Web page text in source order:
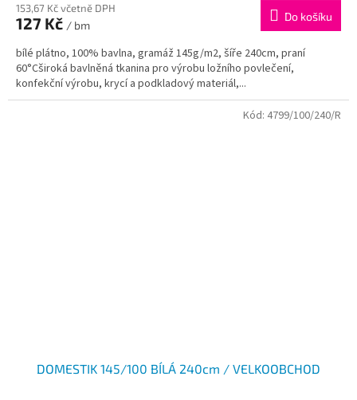
153,67 Kč včetně DPH
127 Kč / bm
Do košíku
bílé plátno, 100% bavlna, gramáž 145g/m2, šíře 240cm, praní
60°Cširoká bavlněná tkanina pro výrobu ložního povlečení,
konfekční výrobu, krycí a podkladový materiál,...
DOMESTIK 145/100 BÍLÁ 240cm / VELKOOBCHOD
Kód: 4799/100/240/R